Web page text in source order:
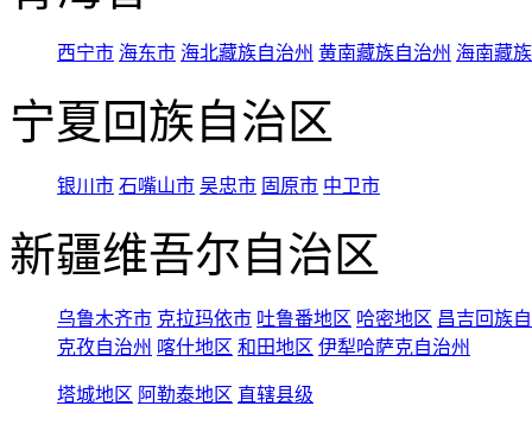
西宁市 海东市 海北藏族自治州 黄南藏族自治州 海南藏
宁夏回族自治区
银川市 石嘴山市 吴忠市 固原市 中卫市
新疆维吾尔自治区
乌鲁木齐市 克拉玛依市 吐鲁番地区 哈密地区 昌吉回族
克孜自治州 喀什地区 和田地区 伊犁哈萨克自治州
塔城地区 阿勒泰地区 直辖县级